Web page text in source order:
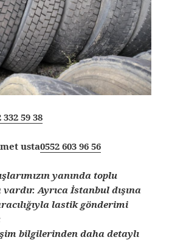
332 59 38
usta0552 603 96 56
yanında toplu
vardır. Ayrıca İstanbul dışına
lastik gönderimi
bilgilerinden daha detaylı